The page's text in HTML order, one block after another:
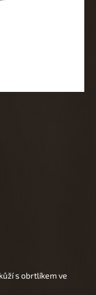
s obrtlíkem ve